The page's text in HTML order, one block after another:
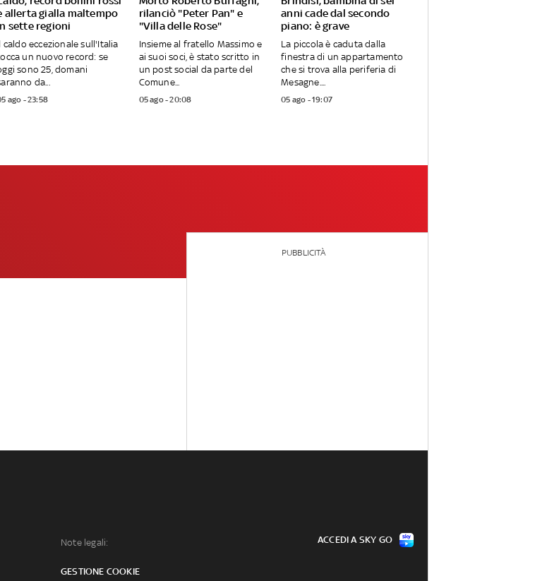
allerta gialla maltempo
sette regioni
caldo eccezionale sull'Italia
un nuovo record: se
sono 25, domani
da...
ago - 23:58
rilanciò "Peter Pan" e
"Villa delle Rose"
Insieme al fratello Massimo e
ai suoi soci, è stato scritto in
un post social da parte del
Comune...
05 ago - 20:08
anni cade dal secondo
piano: è grave
La piccola è caduta dalla
finestra di un appartamento
che si trova alla periferia di
Mesagne....
05 ago - 19:07
PUBBLICITÀ
Note legali:
GESTIONE COOKIE
ACCEDI A SKY GO